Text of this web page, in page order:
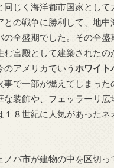
同じく海洋都市国家として
との戦争に勝利して、地中
の全盛期でした。その全盛
む宮殿として建築されたの
アメリカでいう ホワイト
事で一部が燃えてしまった
な装飾や、フェッラーリ広
１８世紀に人気があったネ
ノバ市が建物の中を区切っ